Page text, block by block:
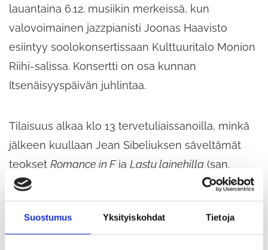
Suostumus Yksityiskohdat Tietoja
lauantaina 6.12. musiikin merkeissä, kun
valovoimainen jazzpianisti Joonas Haavisto
esiintyy soolokonsertissaan Kulttuuritalo Monion
Riihi-salissa. Konsertti on osa kunnan
Itsenäisyyspäivän juhlintaa.
Tilaisuus alkaa klo 13 tervetuliaissanoilla, minkä
jälkeen kuullaan Jean Sibeliuksen säveltämät
teokset Romance in Fja Lastu lainehilla (san.
Ilmari Kianto), esittäjinään muusikot Heikki Kulo
ja Satu Kaarisola-Kulo. Juhlapuhe ja
yhteislauluna esitettäväMaamme-laulujohdattaa